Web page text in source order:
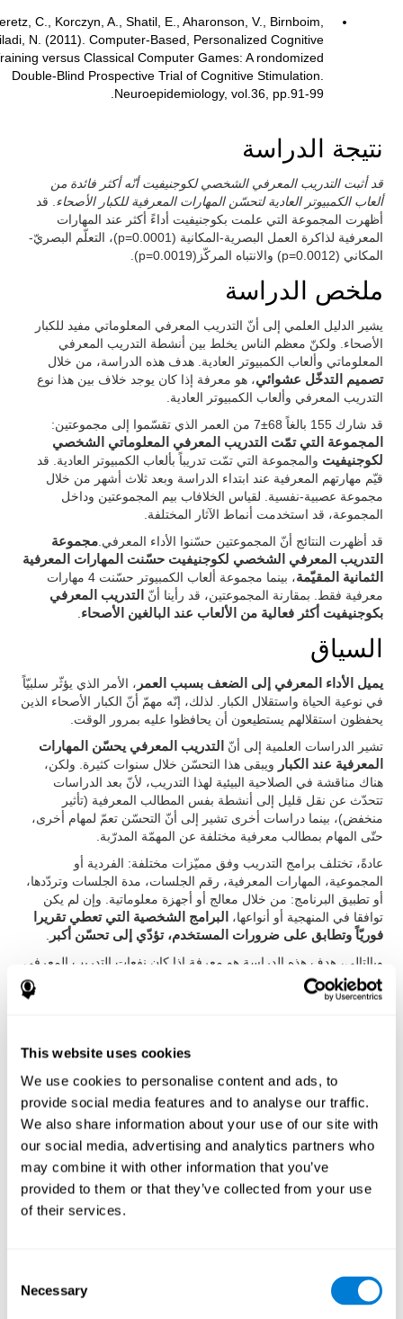
This website uses cookies
We use cookies to personalise content and ads, to
provide social media features and to analyse our traffic.
We also share information about your use of our site with
our social media, advertising and analytics partners who
may combine it with other information that you’ve
provided to them or that they’ve collected from your use
of their services.
Selection
Necessary
C., Korczyn, A., Shatil, E., Aharonson, V., Birnboim,
N. (2011). Computer-Based, Personalized Cognitive
versus Classical Computer Games: A rondomized
Double-Blind Prospective Trial of Cognitive Stimulation.
Neuroepidemiology, vol.36, pp.91-99.
نتيجة الدراسة
قد أثبت التدريب المعرفي الشخصي لكوجنيفيت أنّه أكثر فائدة من
ألعاب الكمبيوتر العادية لتحسّن المهارات المعرفية للكبار الأصحاء . قد
أظهرت المجموعة التي علمت بكوجنيفيت أداءً أكثر عند المهارات
المعرفية لذاكرة العمل البصرية-المكانية (p=0.0001)، التعلّم البصريّ-
المكاني (p=0.0012) والانتباه المركّز(p=0.0019).
ملخص الدراسة
يشير الدليل العلمي إلى أنّ التدريب المعرفي المعلوماتي مفيد للكبار
الأصحاء. ولكنّ معظم الناس يخلط بين أنشطة التدريب المعرفي
المعلوماتي وألعاب الكمبيوتر العادية. هدف هذه الدراسة، من خلال
تصميم التدخّل عشوائي، هو معرفة إذا كان يوجد خلاف بين هذا نوع
التدريب المعرفي وألعاب الكمبيوتر العادية.
قد شارك 155 بالغاً 68±7 من العمر الذي تقسّموا إلى مجموعتين:
المجموعة التي تمّت التدريب المعرفي المعلوماتي الشخصي
لكوجنيفيت والمجموعة التي تمّت تدريباً بألعاب الكمبيوتر العادية. قد
قيّم مهارتهم المعرفية عند ابتداء الدراسة وبعد ثلاث أشهر من خلال
مجموعة عصبية-نفسية. لقياس الخلافاب بيم المجموعتين وداخل
المجموعة، قد استخدمت أنماط الآثار المختلفة.
قد أظهرت النتائج أنّ المجموعتين حسّنوا الأداء المعرفي.مجموعة
التدريب المعرفي الشخصي لكوجنيفيت حسّنت المهارات المعرفية
الثمانية المقيّمة
، بينما مجموعة ألعاب الكمبيوتر حسّنت 4 مهارات
معرفية فقط. بمقارنة المجموعتين، قد رأينا أنّ
التدريب المعرفي
بكوجنيفيت أكثر فعالية من الألعاب عند البالغين الأصحاء
السياق
يميل الأداء المعرفي إلى الضعف بسبب العمر ، الأمر الذي يؤثّر سلبيّاً
في نوعية الحياة واستقلال الكبار. لذلك، إنّه مهمّ أنّ الكبار الأصحاء الذين
يحفظون استقلالهم يستطيعون أن يحافظوا عليه بمرور الوقت.
تشير الدراسات العلمية إلى أنّ
التدريب المعرفي يحسّن المهارات
المعرفية عند الكبار ويبقى هذا التحسّن خلال سنوات كثيرة. ولكن،
هناك مناقشة في الصلاحية البيئية لهذا التدريب، لأنّ بعد الدراسات
تتحدّث عن نقل قليل إلى أنشطة بفس المطالب المعرفية (تأثير
منخفض)، بينما دراسات أخرى تشير إلى أنّ التحسّن تعمّ لمهام أخرى،
حتّى المهام بمطالب معرفية مختلفة عن المهمّة المدرّبة.
عادةً، تختلف برامج التدريب وفق مميّزات مختلفة: الفردية أو
المجموعية، المهارات المعرفية، رقم الجلسات، مدة الجلسات وتردّدها،
أو تطبيق البرنامج: من خلال معالج أو أجهزة معلوماتية. وإن لم يكن
توافقا في المنهجية أو أنواعها،
البرامج الشخصية التي تعطي تقريرا
فوريّاً وتطابق على ضرورات المستخدم، تؤدّي إلى تحسّن أكبر
وبالتالي، هدف هذه الدراسة هو معرفة إذا كان نفعات التدريب المعرفي
الشخصي المعلوماتي أكثر من تفعات ألعاب الكمبيوتر العادية أم لا.
قد دعينا إلى المشاركة البالغين أكبر من 50 عامّاً
الذين ذهبوا إلى
مستشفى قسم علم الأعصاب لSourasky Medical Center في تيل
معايير الاشتمال
على فهم معنى استمارة الموافقة والإمكانية للتدريب بكمبيوتر من
البيت. كانتمعايير الاستثناء
الحصول على درجة أقل من 25 عند
(MMSE (Mini Mental State Examination, تشخيص الخرف وفق
الDSM-IV، مرض باركنزون، الاكتئاب، أي اضطراب عصبي يطلب دواءً
أو اضطرابات أخرى تؤثّر في الدراسة. ولكن، كان هناك بعض مشاركون
قد تم تصميم التدخّل عشوائيّ. تقسّم المشاركون إلى
التدريب المعرفي
، ولكن ما عرف